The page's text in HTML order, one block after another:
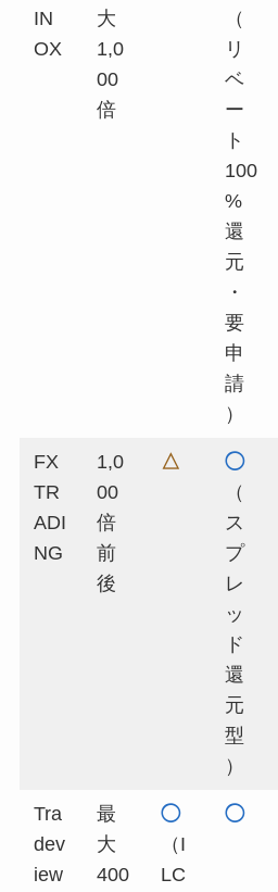
IN
OX
大
1,0
00
倍
（
リ
ベ
ー
ト
100
%
還
元
・
要
申
請
）
FX
TR
ADI
NG
1,0
00
倍
前
後
△
◯
（
ス
プ
レ
ッ
ド
還
元
型
）
Tra
dev
iew
最
大
400
◯
（I
LC
◯